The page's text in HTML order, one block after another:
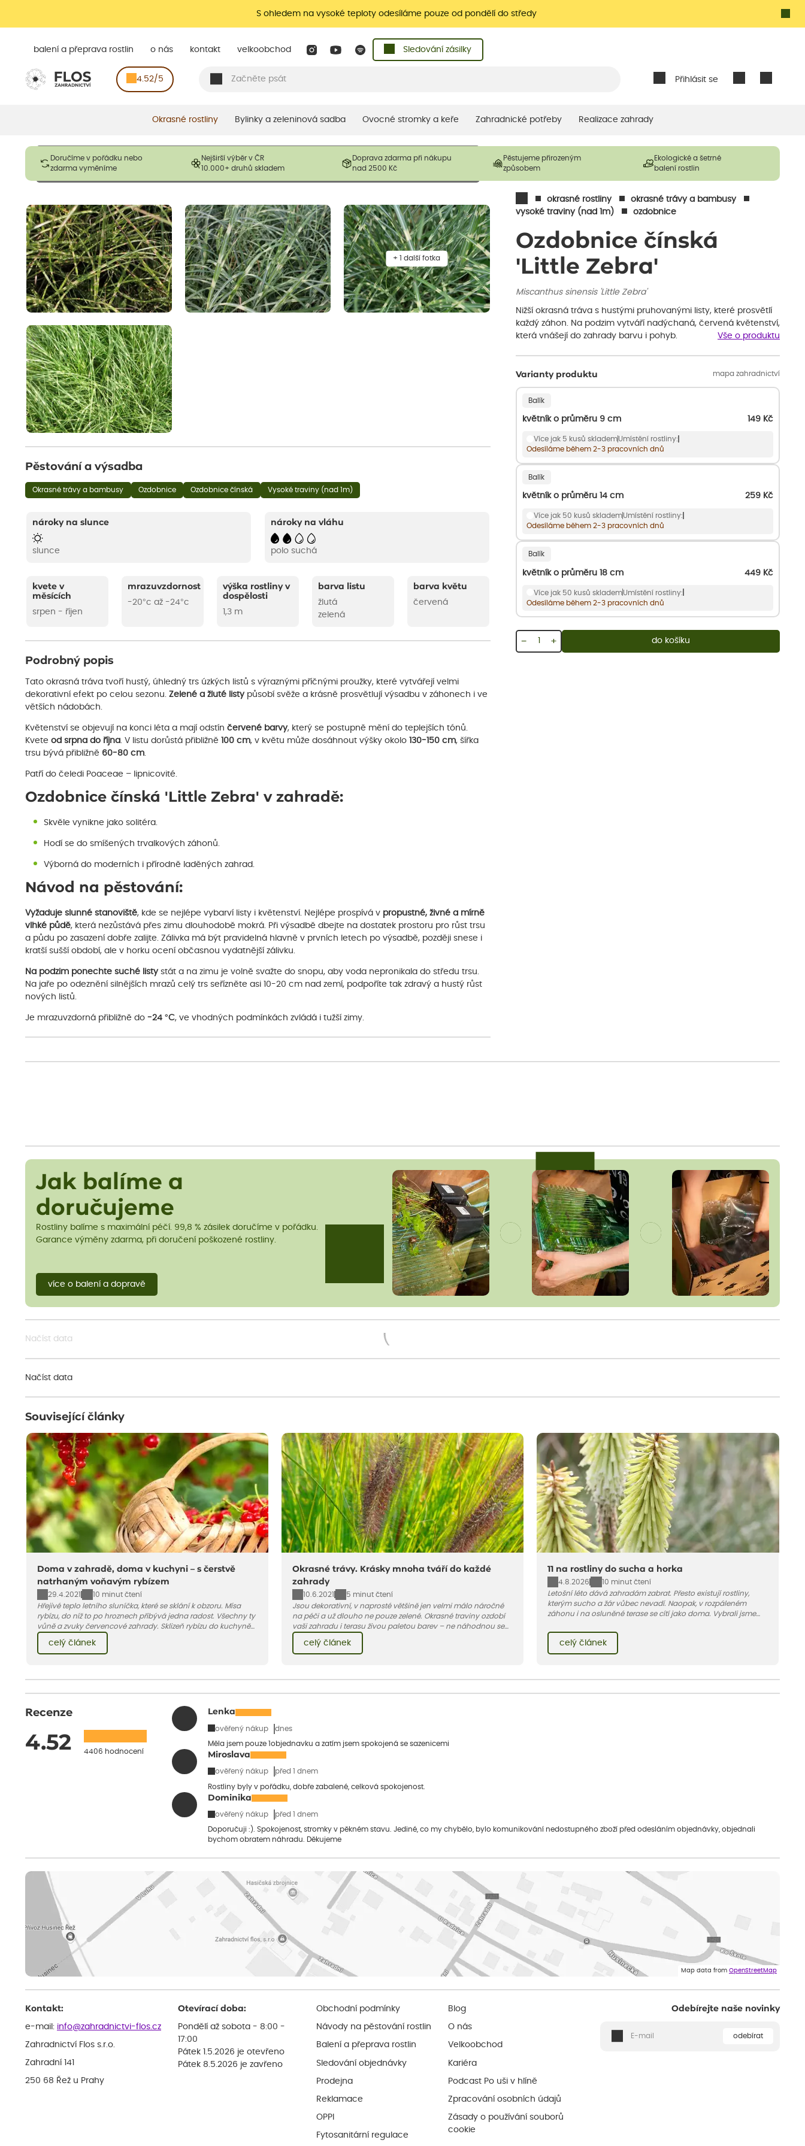
S ohledem na vysoké teploty odesíláme pouze od pondělí do středy
Přihlásit se
balení a přeprava rostlin o nás kontakt velkoobchod Sledování zásilky
4.52/5
Okrasné rostliny Bylinky a zeleninová sadba Ovocné stromky a keře Zahradnické potřeby Realizace zahrady
Doručíme v pořádku nebo
zdarma vyměníme
Nejširší výběr v ČR
10.000+ druhů skladem
Doprava zdarma při nákupu
nad 2500 Kč
Pěstujeme přirozeným
způsobem
Ekologické a šetrné
balení rostlin
okrasné rostliny
okrasné trávy a bambusy
vysoké traviny (nad 1m)
ozdobnice
Ozdobnice čínská
'Little Zebra'
Miscanthus sinensis 'Little Zebra'
Nižší okrasná tráva s hustými pruhovanými listy, které prosvětlí
každý záhon. Na podzim vytváří nadýchaná, červená květenství,
která vnášejí do zahrady barvu i pohyb.
Vše o produktu
Varianty produktu mapa zahradnictví
Balík
květník o průměru 9 cm 149 Kč
Více jak 5 kusů sklademUmístění rostliny:
Odesíláme během 2-3 pracovních dnů
Balík
květník o průměru 14 cm 259 Kč
Více jak 50 kusů sklademUmístění rostliny:
Odesíláme během 2-3 pracovních dnů
Balík
květník o průměru 18 cm 449 Kč
Více jak 50 kusů sklademUmístění rostliny:
Odesíláme během 2-3 pracovních dnů
+
− do košíku
Obrázky slouží pouze pro ilustrační účely a mají reprezentovat prodávané produkty. V závislosti na sezónnosti mohou být
opadavé rostliny dodávány v dormantním stavu a bez listů. Rostliny mohou být také sestřiženy níže, než je uvedená
+ 1 další fotka
Pěstování a výsadba
Okrasné trávy a bambusy Ozdobnice Ozdobnice čínská Vysoké traviny (nad 1m)
nároky na slunce
slunce
nároky na vláhu
polo suchá
kvete v
měsících
srpen - říjen
mrazuvzdornost
-20°c až -24°c
výška rostliny v
dospělosti
1,3 m
barva listu
žlutá
zelená
barva květu
červená
Podrobný popis
Tato okrasná tráva tvoří hustý, úhledný trs úzkých listů s výraznými příčnými proužky, které vytvářejí velmi
dekorativní efekt po celou sezonu. Zelené a žluté listypůsobí svěže a krásně prosvětlují výsadbu v záhonech i ve
větších nádobách.
Květenství se objevují na konci léta a mají odstín červené barvy, který se postupně mění do teplejších tónů.
Kvete od srpna do října. V listu dorůstá přibližně 100 cm, v květu může dosáhnout výšky okolo 130-150 cm, šířka
trsu bývá přibližně 60-80 cm.
Patří do čeledi Poaceae – lipnicovité.
Ozdobnice čínská 'Little Zebra' v zahradě:
Skvěle vynikne jako solitéra.
Hodí se do smíšených trvalkových záhonů.
Výborná do moderních i přírodně laděných zahrad.
Návod na pěstování:
Vyžaduje slunné stanoviště, kde se nejlépe vybarví listy i květenství. Nejlépe prospívá v propustné, živné a mírně
vlhké půdě, která nezůstává přes zimu dlouhodobě mokrá. Při výsadbě dbejte na dostatek prostoru pro růst trsu
a půdu po zasazení dobře zalijte. Zálivka má být pravidelná hlavně v prvních letech po výsadbě, později snese i
kratší sušší období, ale v horku ocení občasnou vydatnější zálivku.
Na podzim ponechte suché listystát a na zimu je volně svažte do snopu, aby voda nepronikala do středu trsu.
Na jaře po odeznění silnějších mrazů celý trs seřízněte asi 10-20 cm nad zemí, podpoříte tak zdravý a hustý růst
nových listů.
Je mrazuvzdorná přibližně do -24 °C, ve vhodných podmínkách zvládá i tužší zimy.
Jak balíme a
doručujeme
Rostliny balíme s maximální péčí. 99,8 % zásilek doručíme v pořádku.
Garance výměny zdarma, při doručení poškozené rostliny.
více o balení a dopravě
Načíst data
Načíst data
Související články
Doma v zahradě, doma v kuchyni – s čerstvě
natrhaným voňavým rybízem
29.4.2021
10 minut čtení
Hřejivé teplo letního sluníčka, které se sklání k obzoru. Mísa
rybízu, do níž to po hroznech přibývá jedna radost. Všechny ty
vůně a zvuky červencové zahrady. Sklizeň rybízu do kuchyně
dětství při mlsání babiččina drobenkového koláče s rybízem.
celý článek
Okrasné trávy. Krásky mnoha tváří do každé
zahrady
10.6.2021
5 minut čtení
Jsou dekorativní, v naprosté většině jen velmi málo náročné
na péči a už dlouho ne pouze zelené. Okrasné traviny ozdobí
vaši zahradu i terasu živou paletou barev – ne náhodnou se
celý článek
11 na rostliny do sucha a horka
4.8.2026
10 minut čtení
Letošní léto dává zahradám zabrat. Přesto existují rostliny,
kterým sucho a žár vůbec nevadí. Naopak, v rozpáleném
záhonu i na osluněné terase se cítí jako doma. Vybrali jsme
léto bez pravidelné zálivky. Pojďme se podívat, které to jsou.
celý článek
Recenze
4.52 4406 hodnocení
Lenka
ověřený nákup dnes
Měla jsem pouze 1objednavku a zatím jsem spokojená se sazenicemi
Miroslava
ověřený nákup před 1 dnem
Rostliny byly v pořádku, dobře zabalené, celková spokojenost.
Dominika
ověřený nákup před 1 dnem
Doporučuji :). Spokojenost, stromky v pěkném stavu. Jediné, co my chybělo, bylo komunikování nedostupného zboží před odesláním objednávky, objednali
bychom obratem náhradu. Děkujeme
Map data from OpenStreetMap
Kontakt:
e-mail: info@zahradnictvi-flos.cz
Zahradnictví Flos s.r.o.
Zahradní 141
250 68 Řež u Prahy
Otevírací doba:
Pondělí až sobota - 8:00 -
17:00
Pátek 1.5.2026 je otevřeno
Pátek 8.5.2026 je zavřeno
Obchodní podmínky
Návody na pěstování rostlin
Balení a přeprava rostlin
Sledování objednávky
Prodejna
Reklamace
OPPI
Fytosanitární regulace
Blog
O nás
Velkoobchod
Kariéra
Podcast Po uši v hlíně
Zpracování osobních údajů
Zásady o používání souborů
cookie
Odebírejte naše novinky
odebírat